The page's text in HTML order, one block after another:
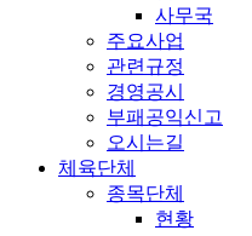
사무국
주요사업
관련규정
경영공시
부패공익신고
오시는길
체육단체
종목단체
현황